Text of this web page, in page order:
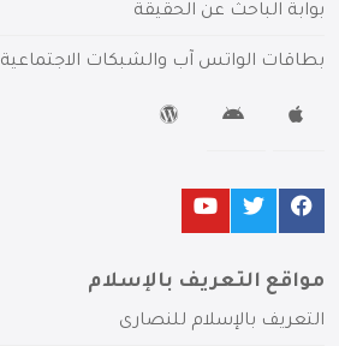
بوابة الباحث عن الحقيقة
بطاقات الواتس آب والشبكات الاجتماعية
مواقع التعريف بالإسلام
التعريف بالإسلام للنصارى